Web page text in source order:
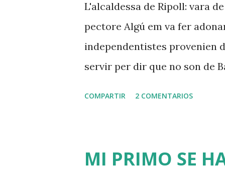
L'alcaldessa de Ripoll: vara
pectore Algú em va fer
independentistes provenien
servir per dir que no son de
quan es reivindica com un
COMPARTIR 2 COMENTARIOS
MI PRIMO SE